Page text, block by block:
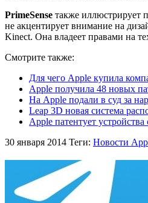
PrimeSense также иллюстрирует
не акцентирует внимание на
Kinect. Она владеет правами на
Смотрите также:
Для чего Apple купила
Apple получила 48 новых
На Apple подали в суд за
Leap 3D новая система
Apple патентует
30 января 2014 Теги: Новости